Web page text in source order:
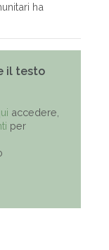
ha
il testo
accedere,
per